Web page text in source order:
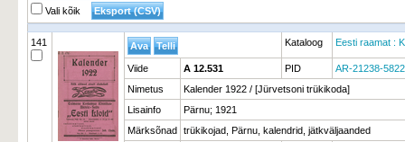
Vali kõik
141 Kataloog Eesti raamat :
Viide A 12.531 PID
AR-21238-
Nimetus
Kalender 1922 / [Jürvetsoni trükikoda]
Lisainfo
Pärnu; 1921
Märksõnad trükikojad, Pärnu, kalendrid, jätkväljaanded